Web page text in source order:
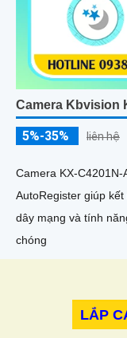
Camera Kbvision
5%-35% liên hệ
Camera KX-
AutoRegister giúp kết nối đầu
dây mạng và tính
chóng
LẮP